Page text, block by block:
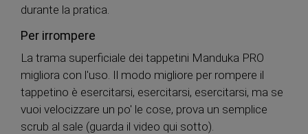
durante la pratica.
Per irrompere
La trama superficiale dei tappetini Manduka PRO
migliora con l'uso. Il modo migliore per rompere il
tappetino è esercitarsi, esercitarsi, esercitarsi, ma se
vuoi velocizzare un po' le cose, prova un semplice
scrub al sale (guarda il video qui sotto).